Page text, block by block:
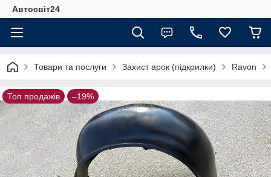
Автосвіт24
Товари та послуги Захист арок (підкрилки) Ravon
Топ продажів –19%